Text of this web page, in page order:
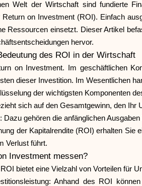
Welt der Wirtschaft sind fundierte
on Investment (ROI). Einfach
Ressourcen einsetzt. Dieser Artikel
hervor.
des ROI in der Wirtschaft
on Investment. Im geschäftlichen
dieser Investition. Im Wesentlichen
der wichtigsten Komponenten
sich auf den Gesamtgewinn, den
Dazu gehören die anfänglichen
der Kapitalrendite (ROI) erhalten Sie
Verlust führt.
Investment messen?
bietet eine Vielzahl von Vorteilen für
Anhand des ROI